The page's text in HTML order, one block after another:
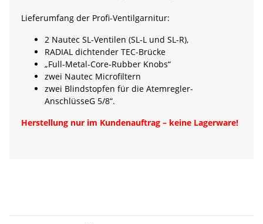
Lieferumfang der Profi-Ventilgarnitur:
2 Nautec SL-Ventilen (SL-L und SL-R),
RADIAL dichtender TEC-Brücke
„Full-Metal-Core-Rubber Knobs“
zwei Nautec Microfiltern
zwei Blindstopfen für die Atemregler-
AnschlüsseG 5/8“.
Herstellung nur im Kundenauftrag – keine Lagerware!